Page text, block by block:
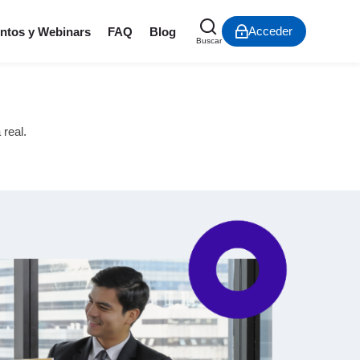
y Webinars FAQ Blog
Buscar
Acceder
real.